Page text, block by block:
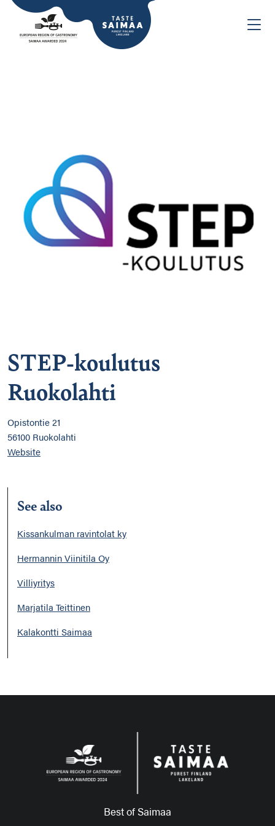
STEP-koulutus
Ruokolahti
Opistontie 21
56100 Ruokolahti
Website
See also
Kissankulman ravintolat ky
Hermannin Viinitila Oy
Villiyritys
Marjatila Teittinen
Kalakontti Saimaa
Best of Saimaa